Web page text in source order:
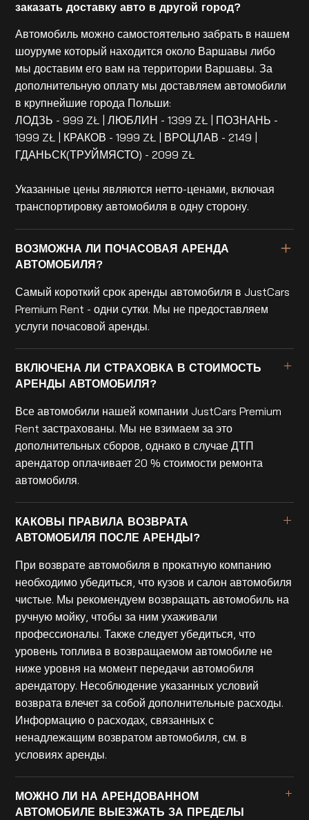
заказать доставку авто в другой город?
Автомобиль можно самостоятельно забрать в нашем
шоуруме который находится около Варшавы либо
мы доставим его вам на территории Варшавы. За
дополнительную оплату мы доставляем автомобили
в крупнейшие города Польши:
ЛОДЗЬ - 999 ZŁ | ЛЮБЛИН - 1399 ZŁ | ПОЗНАНЬ -
1999 ZŁ | КРАКОВ - 1999 ZŁ | ВРОЦЛАВ - 2149 |
ГДАНЬСК(ТРУЙМЯСТО) - 2099 ZŁ
Указанные цены являются нетто-ценами, включая
транспортировку автомобиля в одну сторону.
ВОЗМОЖНА ЛИ ПОЧАСОВАЯ АРЕНДА
АВТОМОБИЛЯ?
Самый короткий срок аренды автомобиля в JustCars
Premium Rent - одни сутки. Мы не предоставляем
услуги почасовой аренды.
ВКЛЮЧЕНА ЛИ СТРАХОВКА В СТОИМОСТЬ
АРЕНДЫ АВТОМОБИЛЯ?
Все автомобили нашей компании JustCars Premium
Rent застрахованы. Мы не взимаем за это
дополнительных сборов, однако в случае ДТП
арендатор оплачивает 20 % стоимости ремонта
автомобиля.
КАКОВЫ ПРАВИЛА ВОЗВРАТА
АВТОМОБИЛЯ ПОСЛЕ АРЕНДЫ?
При возврате автомобиля в прокатную компанию
необходимо убедиться, что кузов и салон автомобиля
чистые. Мы рекомендуем возвращать автомобиль на
ручную мойку, чтобы за ним ухаживали
профессионалы. Также следует убедиться, что
уровень топлива в возвращаемом автомобиле не
ниже уровня на момент передачи автомобиля
арендатору. Несоблюдение указанных условий
возврата влечет за собой дополнительные расходы.
Информацию о расходах, связанных с
ненадлежащим возвратом автомобиля, см. в
условиях аренды.
МОЖНО ЛИ НА АРЕНДОВАННОМ
АВТОМОБИЛЕ ВЫЕЗЖАТЬ ЗА ПРЕДЕЛЫ